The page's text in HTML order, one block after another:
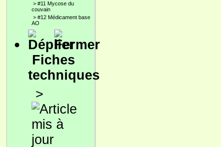
> #11 Mycose du
couvain
> #12 Médicament base
AO
Fiches
techniques
>